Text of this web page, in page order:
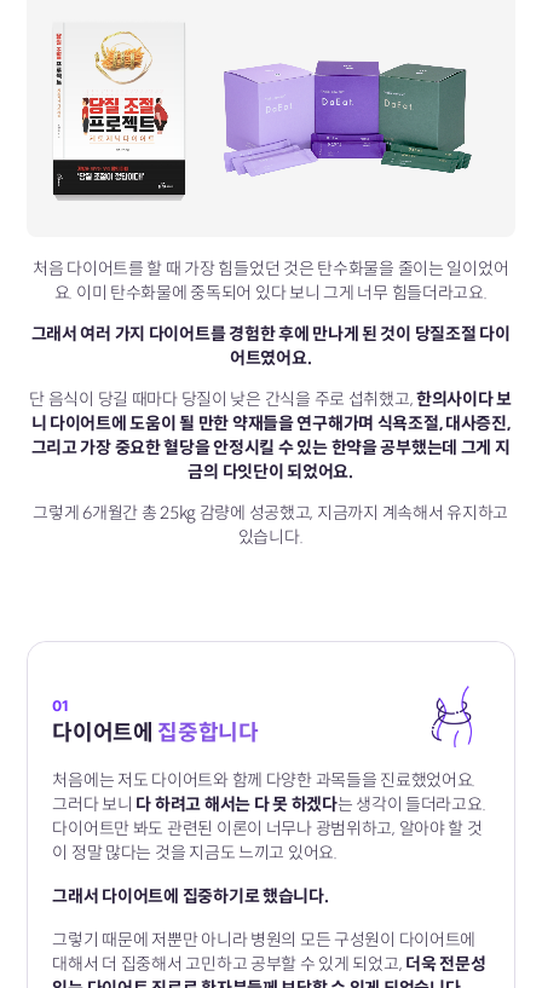
처음 다이어트를 할 때 가장 힘들었던 것은 탄수화물을 줄이는 일이었어
요. 이미 탄수화물에 중독되어 있다 보니 그게 너무 힘들더라고요.
그래서 여러 가지 다이어트를 경험한 후에 만나게 된 것이 당질조절 다이
어트였어요.
단 음식이 당길 때마다 당질이 낮은 간식을 주로 섭취했고,한의사이다 보
니 다이어트에 도움이 될 만한 약재들을 연구해가며 식욕조절, 대사증진,
그리고 가장 중요한 혈당을 안정시킬 수 있는 한약을 공부했는데 그게 지
금의 다잇단이 되었어요.
그렇게 6개월간 총 25kg 감량에 성공했고, 지금까지 계속해서 유지하고
있습니다.
01
다이어트에 집중합니다
처음에는 저도 다이어트와 함께 다양한 과목들을 진료했었어요.
그러다 보니 다 하려고 해서는 다 못 하겠다는 생각이 들더라고요.
다이어트만 봐도 관련된 이론이 너무나 광범위하고, 알아야 할 것
이 정말 많다는 것을 지금도 느끼고 있어요.
그래서 다이어트에 집중하기로 했습니다.
그렇기 때문에 저뿐만 아니라 병원의 모든 구성원이 다이어트에
대해서 더 집중해서 고민하고 공부할 수 있게 되었고, 더욱 전문성